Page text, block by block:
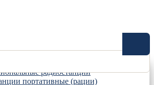
радиостанции
портативные (рации)